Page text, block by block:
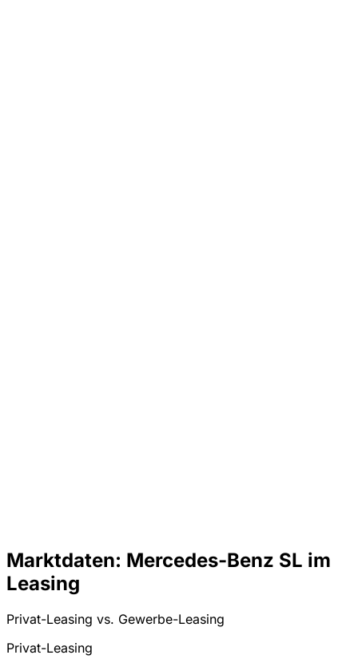
Marktdaten: Mercedes-Benz SL im
Leasing
Privat-Leasing vs. Gewerbe-Leasing
Privat-Leasing